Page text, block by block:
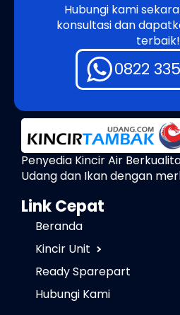
Hubungi kami
konsultasi dan
terbaik!
0822
Penyedia Kincir Air
Udang dan Ikan dengan
Link Cepat
Beranda
Kincir Unit
Ready Sparepart
Hubungi Kami